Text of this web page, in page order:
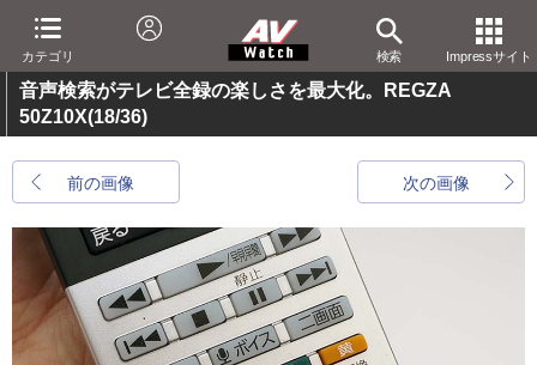
カテゴリ 検索 Impressサイト
音声検索がテレビ全録の楽しさを最大化。REGZA
50Z10X(18/36)
前の画像 次の画像